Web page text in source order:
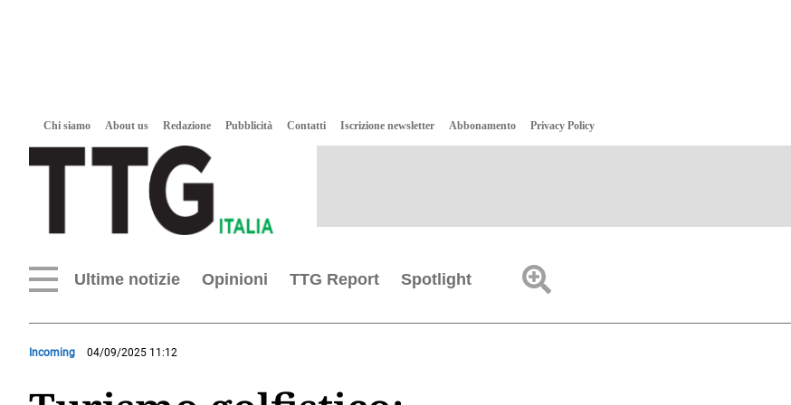
Chi siamo About us Redazione Pubblicità Contatti Iscrizione newsletter Abbonamento Privacy Policy
Ultime notizie Opinioni TTG Report Spotlight
Incoming 04/09/2025 11:12